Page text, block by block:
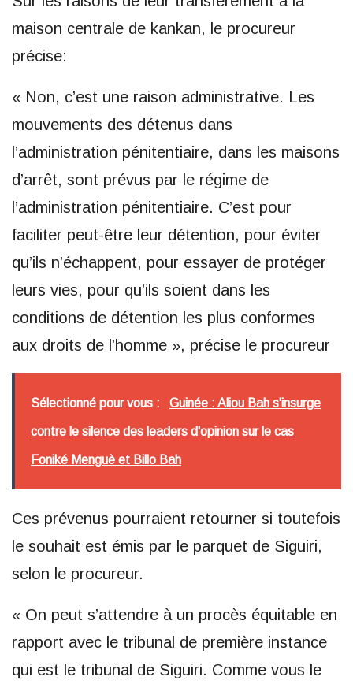
maison centrale de kankan, le procureur
précise:
« Non, c’est une raison administrative. Les
mouvements des détenus dans
l’administration pénitentiaire, dans les maisons
d’arrêt, sont prévus par le régime de
l’administration pénitentiaire. C’est pour
faciliter peut-être leur détention, pour éviter
qu’ils n’échappent, pour essayer de protéger
leurs vies, pour qu’ils soient dans les
conditions de détention les plus conformes
aux droits de l’homme », précise le procureur
Sélectionné pour vous : Guinée : Aliou Bah s'insurge
contre le silence des leaders d'opinion sur le cas
Foniké Menguè et Billo Bah
Ces prévenus pourraient retourner si toutefois
le souhait est émis par le parquet de Siguiri,
selon le procureur.
« On peut s’attendre à un procès équitable en
rapport avec le tribunal de première instance
qui est le tribunal de Siguiri. Comme vous le